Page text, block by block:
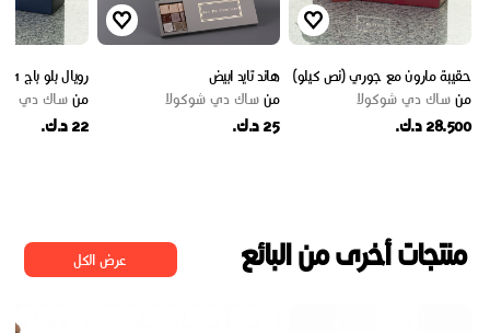
حقيبة مارون مع جوري (نص كيلو)
من ساك دي شوكولا
28.500 د.ك.
هاند تايد ابيض
من ساك دي شوكولا
25 د.ك.
رويال بلو باج 1
من ساك دي
22 د.ك.
منتجات أخرى من البائع عرض الكل